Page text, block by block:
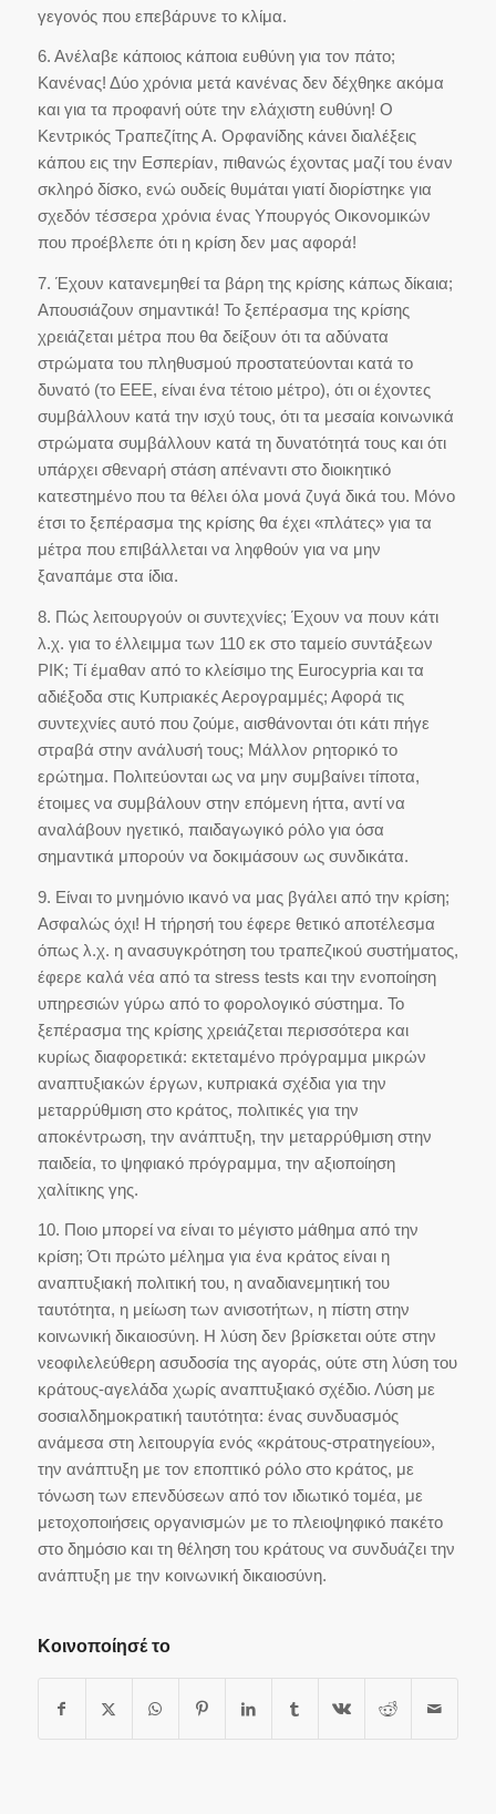
γεγονός που επεβάρυνε το κλίμα.
6. Ανέλαβε κάποιος κάποια ευθύνη για τον πάτο;
Κανένας! Δύο χρόνια μετά κανένας δεν δέχθηκε ακόμα
και για τα προφανή ούτε την ελάχιστη ευθύνη! Ο
Κεντρικός Τραπεζίτης Α. Ορφανίδης κάνει διαλέξεις
κάπου εις την Εσπερίαν, πιθανώς έχοντας μαζί του έναν
σκληρό δίσκο, ενώ ουδείς θυμάται γιατί διορίστηκε για
σχεδόν τέσσερα χρόνια ένας Υπουργός Οικονομικών
που προέβλεπε ότι η κρίση δεν μας αφορά!
7. Έχουν κατανεμηθεί τα βάρη της κρίσης κάπως δίκαια;
Απουσιάζουν σημαντικά! Το ξεπέρασμα της κρίσης
χρειάζεται μέτρα που θα δείξουν ότι τα αδύνατα
στρώματα του πληθυσμού προστατεύονται κατά το
δυνατό (το ΕΕΕ, είναι ένα τέτοιο μέτρο), ότι οι έχοντες
συμβάλλουν κατά την ισχύ τους, ότι τα μεσαία κοινωνικά
στρώματα συμβάλλουν κατά τη δυνατότητά τους και ότι
υπάρχει σθεναρή στάση απέναντι στο διοικητικό
κατεστημένο που τα θέλει όλα μονά ζυγά δικά του. Μόνο
έτσι το ξεπέρασμα της κρίσης θα έχει «πλάτες» για τα
μέτρα που επιβάλλεται να ληφθούν για να μην
ξαναπάμε στα ίδια.
8. Πώς λειτουργούν οι συντεχνίες; Έχουν να πουν κάτι
λ.χ. για το έλλειμμα των 110 εκ στο ταμείο συντάξεων
ΡΙΚ; Τί έμαθαν από το κλείσιμο της Eurocypria και τα
αδιέξοδα στις Κυπριακές Αερογραμμές; Αφορά τις
συντεχνίες αυτό που ζούμε, αισθάνονται ότι κάτι πήγε
στραβά στην ανάλυσή τους; Μάλλον ρητορικό το
ερώτημα. Πολιτεύονται ως να μην συμβαίνει τίποτα,
έτοιμες να συμβάλουν στην επόμενη ήττα, αντί να
αναλάβουν ηγετικό, παιδαγωγικό ρόλο για όσα
σημαντικά μπορούν να δοκιμάσουν ως συνδικάτα.
9. Είναι το μνημόνιο ικανό να μας βγάλει από την κρίση;
Ασφαλώς όχι! Η τήρησή του έφερε θετικό αποτέλεσμα
όπως λ.χ. η ανασυγκρότηση του τραπεζικού συστήματος,
έφερε καλά νέα από τα stress tests και την ενοποίηση
υπηρεσιών γύρω από το φορολογικό σύστημα. Το
ξεπέρασμα της κρίσης χρειάζεται περισσότερα και
κυρίως διαφορετικά: εκτεταμένο πρόγραμμα μικρών
αναπτυξιακών έργων, κυπριακά σχέδια για την
μεταρρύθμιση στο κράτος, πολιτικές για την
αποκέντρωση, την ανάπτυξη, την μεταρρύθμιση στην
παιδεία, το ψηφιακό πρόγραμμα, την αξιοποίηση
χαλίτικης γης.
10. Ποιο μπορεί να είναι το μέγιστο μάθημα από την
κρίση; Ότι πρώτο μέλημα για ένα κράτος είναι η
αναπτυξιακή πολιτική του, η αναδιανεμητική του
ταυτότητα, η μείωση των ανισοτήτων, η πίστη στην
κοινωνική δικαιοσύνη. Η λύση δεν βρίσκεται ούτε στην
νεοφιλελεύθερη ασυδοσία της αγοράς, ούτε στη λύση του
κράτους-αγελάδα χωρίς αναπτυξιακό σχέδιο. Λύση με
σοσιαλδημοκρατική ταυτότητα: ένας συνδυασμός
ανάμεσα στη λειτουργία ενός «κράτους-στρατηγείου»,
την ανάπτυξη με τον εποπτικό ρόλο στο κράτος, με
τόνωση των επενδύσεων από τον ιδιωτικό τομέα, με
μετοχοποιήσεις οργανισμών με το πλειοψηφικό πακέτο
στο δημόσιο και τη θέληση του κράτους να συνδυάζει την
ανάπτυξη με την κοινωνική δικαιοσύνη.
Κοινοποίησέ το